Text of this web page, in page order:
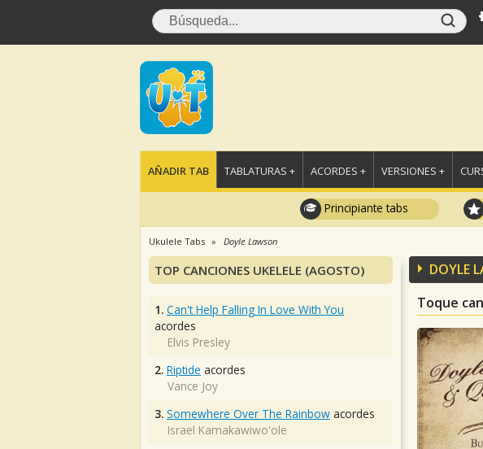
AÑADIR TAB TABLATURAS + ACORDES + VERSIONES +
Principiante tabs
Ukulele Tabs Doyle Lawson
DOYLE
Toque
TOP CANCIONES UKELELE (AGOSTO)
1. Can't Help Falling In Love With You
acordes
Elvis Presley
2. Riptide acordes
Vance Joy
3. Somewhere Over The Rainbow acordes
Israel Kamakawiwo'ole